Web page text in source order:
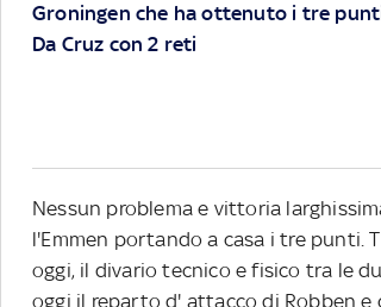
Groningen che ha ottenuto i tre
Da Cruz con 2 reti
Nessun problema e vittoria
l'Emmen portando a casa i tre punti.
oggi, il divario tecnico e fisico tra le
oggi il reparto d' attacco di Robben